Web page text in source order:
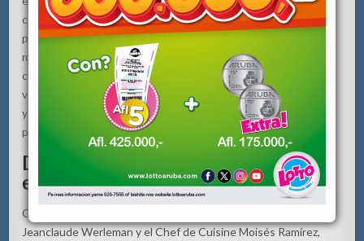
colaboración con pescadores y agricultores locales. Para
preservar la integridad y el ritmo de la experiencia, ambos
menús se ofrecen exclusivamente en formato de recorridos
curados; no habrá opciones a la carta disponibles durante esta
velada. Además, siempre se ofrecen alternativas vegetarianas
y veganas, garantizando que cada comensal pueda disfrutar
plenamente de la noche.
Donde el alma de Aruba se
encuentra con el arte culinario
Concebido por el Chef Jeremy Ford junto al Chef Ejecutivo
Jeanclaude Werleman y el Chef de Cuisine Moisés Ramírez,